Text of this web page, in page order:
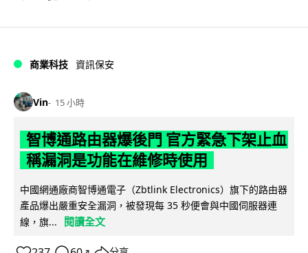
商業科技 資訊保安
Vin 15 小時
智博通路由器爆後門 官方緊急下架止血
稱漏洞是功能在維修時使用
中國網通廠商智博通電子（Zbtlink Electronics）旗下的路由器
產品爆出嚴重安全漏洞，被發現每 35 秒便會與中國伺服器連
線，旗...
閱讀全文